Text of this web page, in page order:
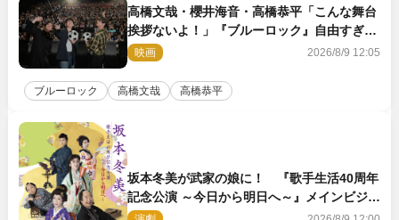
高橋文哉・櫻井海音・高橋恭平「こんな舞台
挨拶ないよ！」『ブルーロック』自由すぎる
イベントレポート
映画 2026/8/9 12:05
ブルーロック 高橋文哉 高橋恭平
坂本冬美が武家の娘に！ 『歌手生活40周年
記念公演 ～今日から明日へ～』メインビジュ
アル公開